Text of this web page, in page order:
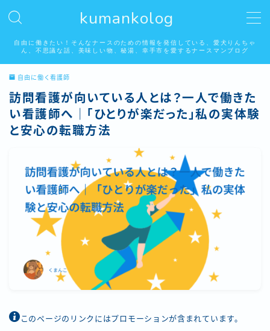
kumankolog
自由に働きたい！そんなナースのための情報を発信している、愛犬りんちゃ
ん、不思議な話、美味しい物、秘湯、幸手市を愛するナースマンブログ
MENU
自由に働く看護師
看護師はみんな好き？怖い話系
埼玉県幸手市の美味しいお店
秘湯温泉
幸手市権現堂桜堤
空き家 相続 借金 介護
ゆるラン
自由に働く看護師
訪問看護が向いている人とは？一人で働きた
い看護師へ｜「ひとりが楽だった」私の実体験
と安心の転職方法
このページのリンクにはプロモーションが含まれています。